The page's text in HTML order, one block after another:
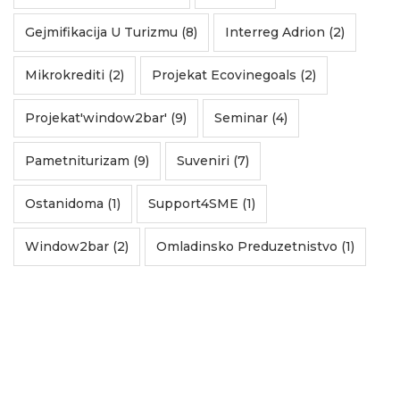
Gejmifikacija U Turizmu (8) Interreg Adrion (2)
Mikrokrediti (2) Projekat Ecovinegoals (2)
Projekat'window2bar' (9) Seminar (4)
Pametniturizam (9) Suveniri (7)
Ostanidoma (1) Support4SME (1)
Window2bar (2) Omladinsko Preduzetnistvo (1)